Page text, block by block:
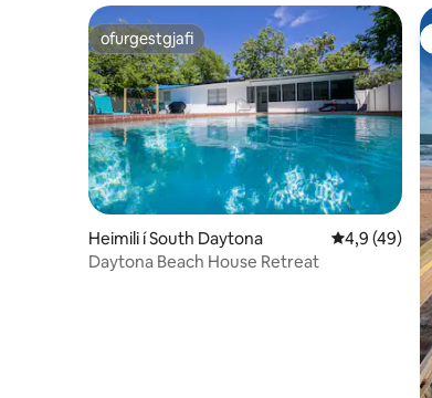
ofurgestgjafi
ofurgestgjafi
Heimili í South Daytona 4,9 af 5 í
4,9 (49)
Daytona Beach House Retreat